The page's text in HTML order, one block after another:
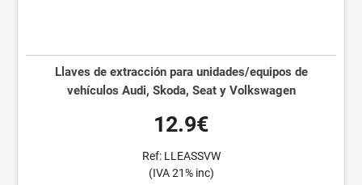
Llaves de extracción para unidades/equipos de
vehículos Audi, Skoda, Seat y Volkswagen
12.9€
Ref: LLEASSVW
(IVA 21% inc)